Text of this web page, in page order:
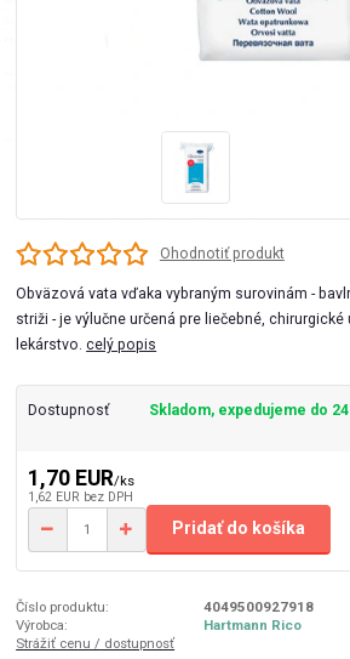
Ohodnotiť produkt
Obväzová vata vďaka vybraným surovinám -
striži - je výlučne určená pre liečebné, chirurgické
lekárstvo.celý popis
Dostupnosť Skladom, expedujeme do
1,70 EUR/ks
1,62 EUR bez DPH
Pridať do košíka
Číslo produktu:
4049500927918
Výrobca:
Hartmann Rico
Strážiť cenu / dostupnosť